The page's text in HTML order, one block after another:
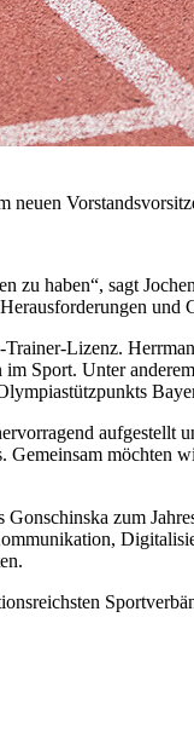
haben“, sagt
und
Lizenz.
Sport. Unter
möchten
zum